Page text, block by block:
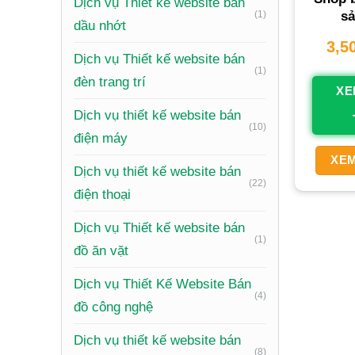
dầu nhớt
(1)
Dịch vụ Thiết kế website bán
đèn trang trí
(1)
Dịch vụ thiết kế website bán
điện máy
(10)
Dịch vụ thiết kế website bán
điện thoại
(22)
Dịch vụ Thiết kế website bán
đồ ăn vặt
(1)
Dịch vụ Thiết Kế Website Bán
đồ công nghệ
(4)
Dịch vụ thiết kế website bán
(8)
Xây
kiếm
Tăng
dạng
Tiết
kinh